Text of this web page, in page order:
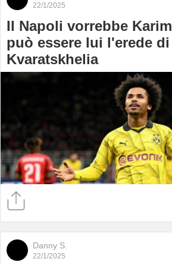
22/1/2025
Il Napoli vorrebbe
può essere lui l'erede di
Kvaratskhelia
Danny S.
22/1/2025